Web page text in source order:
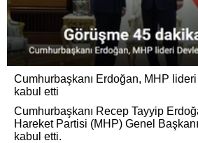
Cumhurbaşkanı Erdoğan, MHP
kabul etti
Cumhurbaşkanı Recep Tayyip
Hareket Partisi (MHP) Genel
kabul etti.